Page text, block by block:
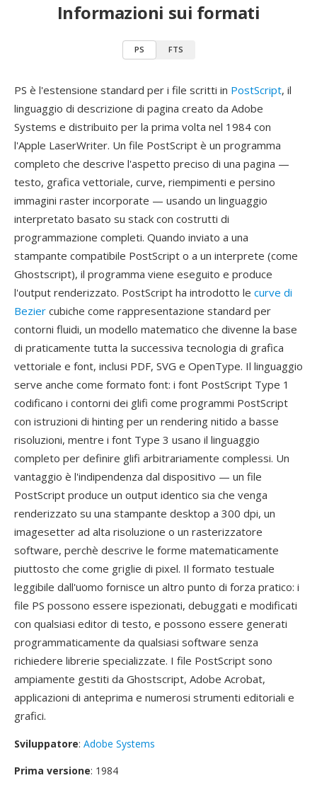
Informazioni sui formati
PS FTS
PS è l'estensione standard per i file scritti in PostScript, il
linguaggio di descrizione di pagina creato da Adobe
Systems e distribuito per la prima volta nel 1984 con
l'Apple LaserWriter. Un file PostScript è un programma
completo che descrive l'aspetto preciso di una pagina —
testo, grafica vettoriale, curve, riempimenti e persino
immagini raster incorporate — usando un linguaggio
interpretato basato su stack con costrutti di
programmazione completi. Quando inviato a una
stampante compatibile PostScript o a un interprete (come
Ghostscript), il programma viene eseguito e produce
l'output renderizzato. PostScript ha introdotto le curve di
Bezier cubiche come rappresentazione standard per
contorni fluidi, un modello matematico che divenne la base
di praticamente tutta la successiva tecnologia di grafica
vettoriale e font, inclusi PDF, SVG e OpenType. Il linguaggio
serve anche come formato font: i font PostScript Type 1
codificano i contorni dei glifi come programmi PostScript
con istruzioni di hinting per un rendering nitido a basse
risoluzioni, mentre i font Type 3 usano il linguaggio
completo per definire glifi arbitrariamente complessi. Un
vantaggio è l'indipendenza dal dispositivo — un file
PostScript produce un output identico sia che venga
renderizzato su una stampante desktop a 300 dpi, un
imagesetter ad alta risoluzione o un rasterizzatore
software, perchè descrive le forme matematicamente
piuttosto che come griglie di pixel. Il formato testuale
leggibile dall'uomo fornisce un altro punto di forza pratico: i
file PS possono essere ispezionati, debuggati e modificati
con qualsiasi editor di testo, e possono essere generati
programmaticamente da qualsiasi software senza
richiedere librerie specializzate. I file PostScript sono
ampiamente gestiti da Ghostscript, Adobe Acrobat,
applicazioni di anteprima e numerosi strumenti editoriali e
grafici.
Sviluppatore: Adobe Systems
Prima versione: 1984